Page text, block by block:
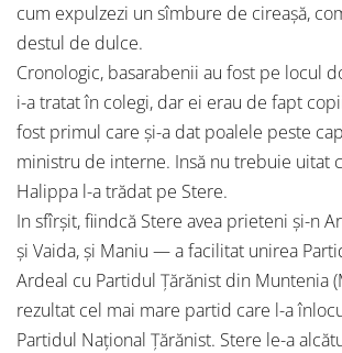
cum expulzezi un sîmbure de cireaşă,
destul de dulce.
Cronologic, basarabenii au fost pe locul
i-a tratat în colegi, dar ei erau de fapt
fost primul care şi-a dat poalele peste
ministru de interne. Insă nu trebuie uitat
Halippa l-a trădat pe Stere.
In sfîrşit, fiindcă Stere avea prieteni şi-n
şi Vaida, şi Maniu — a facilitat unirea
Ardeal cu Partidul Ţărănist din Muntenia
rezultat cel mai mare partid care l-a
Partidul Naţional Ţărănist. Stere le-a